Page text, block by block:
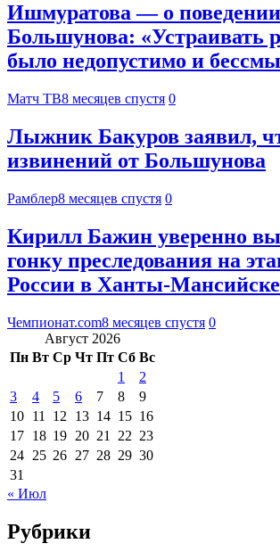
Ишмуратова — о поведении
Большунова: «Устраивать
было недопустимо и
Матч ТВ8 месяцев спустя 0
Лыжник Бакуров заявил,
извинений от Большунова
Рамблер8 месяцев спустя 0
Кирилл Бажин уверенно
гонку преследования на
России в Ханты-Мансийске
Чемпионат.com8 месяцев спустя 0
Август 2026
Пн Вт Ср Чт Пт Сб Вс
1
2
3
4 5 6 7 8
9
10 11 12 13 14 15 16
17 18 19 20 21 22 23
24 25 26 27 28 29 30
31
« Июл
Рубрики